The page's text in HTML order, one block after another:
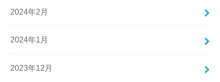
2024年2月
2024年1月
2023年12月